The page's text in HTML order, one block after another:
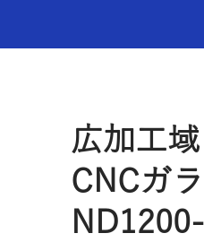
広加工
CNCガ